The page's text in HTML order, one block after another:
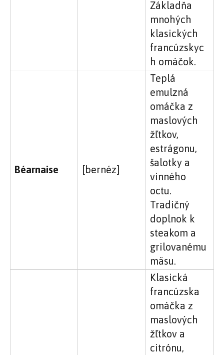
Základňa
mnohých
klasických
francúzskyc
h omáčok.
Béarnaise [bernéz]
Teplá
emulzná
omáčka z
maslových
žľtkov,
estrágonu,
šalotky a
vinného
octu.
Tradičný
doplnok k
steakom a
grilovanému
mäsu.
Klasická
francúzska
omáčka z
maslových
žľtkov a
citrónu,